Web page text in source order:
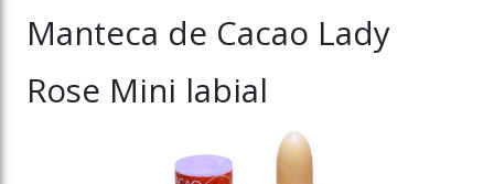
Manteca de Cacao Lady
Rose Mini labial